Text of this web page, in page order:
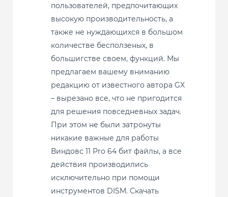
пользователей, предпочитающих
высокую производительность, а
также не нуждающихся в большом
количестве бесползеных, в
большигстве своем, функций. Мы
предлагаем вашему вниманию
редакцию от известного автора GX
– вырезано все, что не пригодится
для решения повседневных задач.
При этом не были затронуты
никакие важные для работы
Виндовс 11 Pro 64 бит файлы, а все
действия производились
исключительно при помощи
инструментов DISM. Скачать